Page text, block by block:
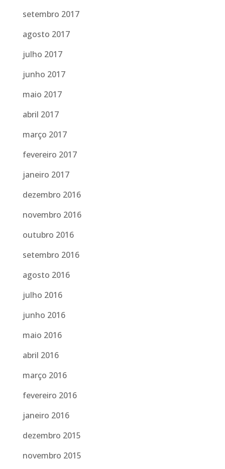
setembro 2017
agosto 2017
julho 2017
junho 2017
maio 2017
abril 2017
março 2017
fevereiro 2017
janeiro 2017
dezembro 2016
novembro 2016
outubro 2016
setembro 2016
agosto 2016
julho 2016
junho 2016
maio 2016
abril 2016
março 2016
fevereiro 2016
janeiro 2016
dezembro 2015
novembro 2015